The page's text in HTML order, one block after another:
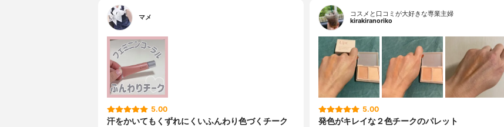
マメ
5.00
汗をかいてもくずれにくいふんわり色づくチーク
コスメと口コミが大好きな専業主婦
kirakiranoriko
5.00
発色がキレイな２色チークのパレット